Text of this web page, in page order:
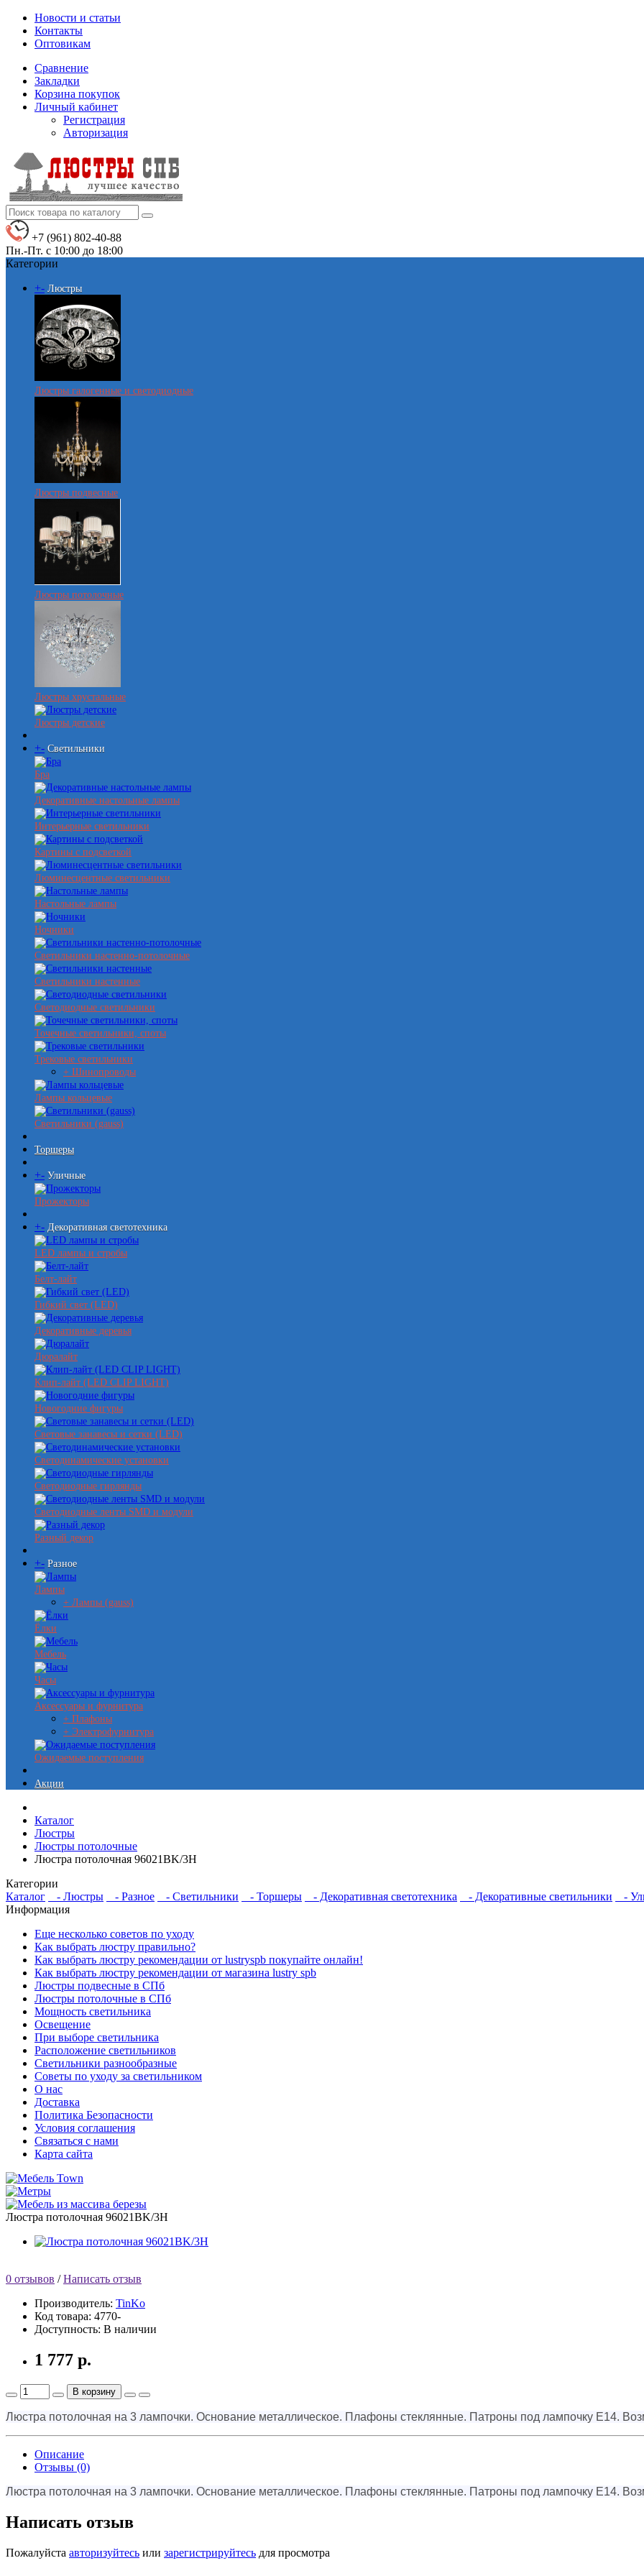
Новости и статьи
Контакты
Оптовикам
Сравнение
Закладки
Корзина покупок
Личный кабинет
Регистрация
Авторизация
+7 (961) 802-40-88
Пн.-Пт. с 10:00 до 18:00
Категории
+- Люстры
Люстры галогенные и светодиодные
Люстры подвесные
Люстры потолочные
Люстры хрустальные
Люстры детские
+- Светильники
Бра
Декоративные настольные лампы
Интерьерные светильники
Картины с подсветкой
Люминесцентные светильники
Настольные лампы
Ночники
Светильники настенно-потолочные
Светильники настенные
Светодиодные светильники
Точечные светильники, споты
Трековые светильники
+ Шинопроводы
Лампы кольцевые
Светильники (gauss)
Торшеры
+- Уличные
Прожекторы
+- Декоративная светотехника
LED лампы и стробы
Белт-лайт
Гибкий свет (LED)
Декоративные деревья
Дюралайт
Клип-лайт (LED CLIP LIGHT)
Новогодние фигуры
Световые занавесы и сетки (LED)
Светодинамические установки
Светодиодные гирлянды
Светодиодные ленты SMD и модули
Разный декор
+- Разное
Лампы
+ Лампы (gauss)
Ёлки
Мебель
Часы
Аксессуары и фурнитура
+ Плафоны
+ Электрофурнитура
Ожидаемые поступления
Акции
Каталог
Люстры
Люстры потолочные
Люстра потолочная 96021BK/3H
Категории
Каталог
- Люстры - Разное - Светильники - Торшеры - Декоративная светотехника - Декоративные светильники
-
Информация
Еще несколько советов по уходу
Как выбрать люстру правильно?
Как выбрать люстру рекомендации от lustryspb покупайте онлайн!
Как выбрать люстру рекомендации от магазина lustry spb
Люстры подвесные в СПб
Люстры потолочные в СПб
Мощность светильника
Освещение
При выборе светильника
Расположение светильников
Светильники разнообразные
Советы по уходу за светильником
О нас
Доставка
Политика Безопасности
Условия соглашения
Связаться с нами
Карта сайта
Люстра потолочная 96021BK/3H
0 отзывов /Написать отзыв
Производитель: TinKo
Код товара: 4770-
Доступность: В наличии
1 777 р.
В корзину
Люстра потолочная на 3 лампочки. Основание металлическое. Плафоны стеклянные. Патроны под лампочку Е14.
Описание
Отзывы (0)
Люстра потолочная на 3 лампочки. Основание металлическое. Плафоны стеклянные. Патроны под лампочку Е14.
Написать отзыв
Пожалуйста авторизуйтесь или зарегистрируйтесь для просмотра